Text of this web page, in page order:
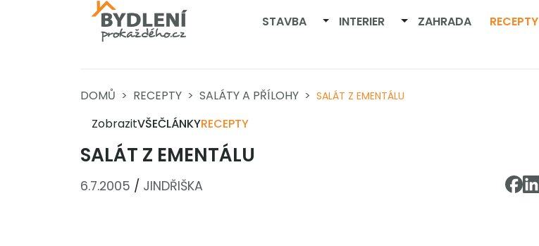
STAVBA Přepnout dropdown
INTERIER Přepnout dropdown
ZAHRADA RECEPTY
DOMŮ RECEPTY SALÁTY A PŘÍLOHY SALÁT Z EMENTÁLU
ZobrazitVŠEČLÁNKYRECEPTY
SALÁT Z EMENTÁLU
6.7.2005 / JINDŘIŠKA